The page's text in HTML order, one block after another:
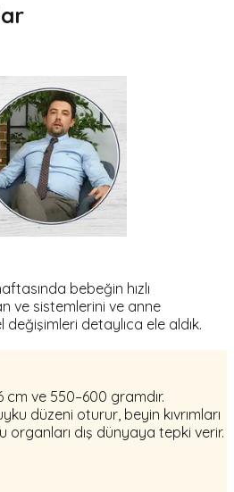
bebeğin hızlı
ve sistemlerini ve anne
detaylıca ele aldık.
ve 550–600 gramdır.
düzeni oturur, beyin kıvrımları
dış dünyaya tepki verir.